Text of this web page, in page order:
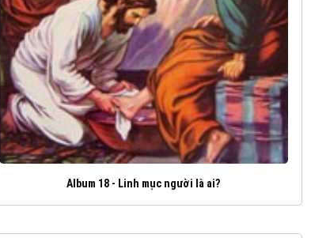
Album 18 - Linh mục người là ai?